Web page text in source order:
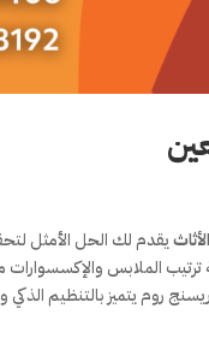
يقدم لك الحل الأمثل
الملابس والإكسسوارات
روم يتميز بالتنظيم الذكي